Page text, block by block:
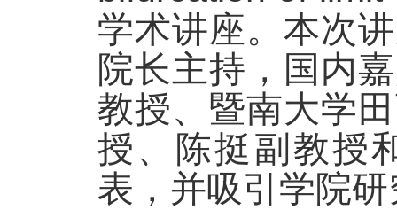
学术讲座。本次
院长主持，国内
教授、暨南大学
授、陈挺副教授
表，并吸引学院